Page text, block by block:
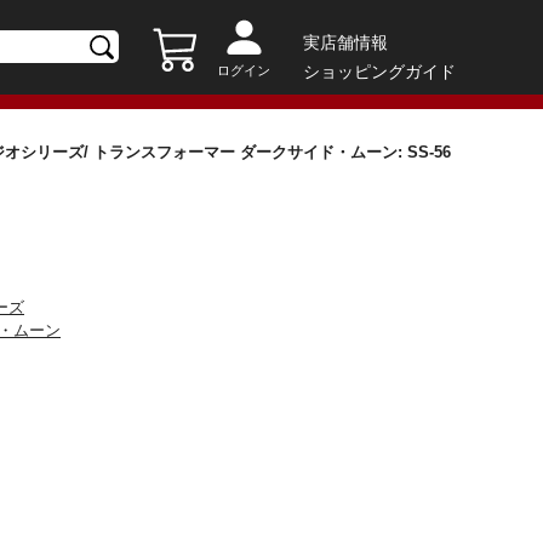
ログイン
実店舗情報
ショッピングガイド
シリーズ/ トランスフォーマー ダークサイド・ムーン: SS-56
ズ
ムーン